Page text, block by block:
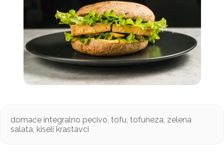
domaće integralno pecivo, tofu, tofuneza, zelena
salata, kiseli krastavci